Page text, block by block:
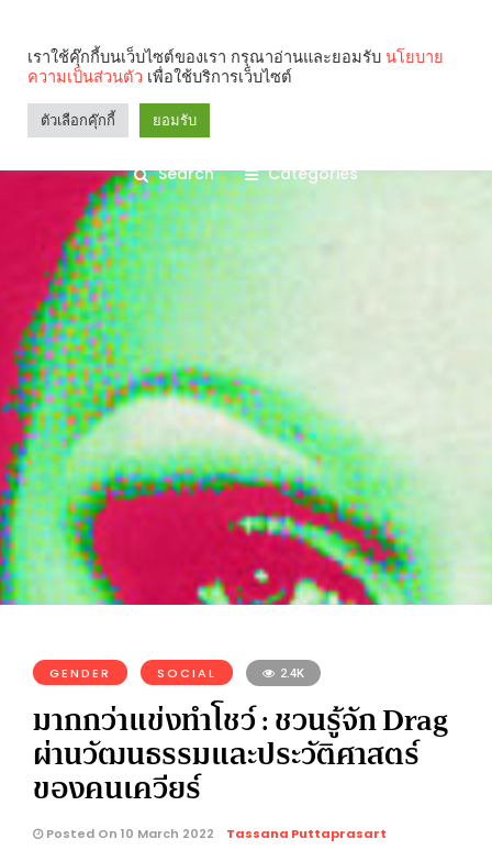
Search Categories
คุณกำลังอ่าน:
GENDER SOCIAL 2.4K
มากกว่าแข่งทำโชว์ : ชวนรู้จัก Drag
ผ่านวัฒนธรรมและประวัติศาสตร์
ของคนเควียร์
Posted On 10 March 2022 Tassana Puttaprasart
เราใช้คุ๊กกี้บนเว็บไซต์ของเรา กรุณาอ่านและยอมรับ นโยบาย
ความเป็นส่วนตัว เพื่อใช้บริการเว็บไซต์
ตัวเลือกคุ๊กกี้ ยอมรับ